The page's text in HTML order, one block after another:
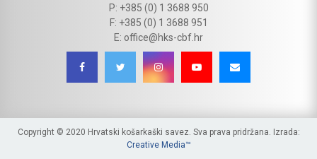
P: +385 (0) 1 3688 950
F: +385 (0) 1 3688 951
E: office@hks-cbf.hr
Copyright © 2020 Hrvatski košarkaški savez. Sva prava pridržana. Izrada:
Creative Media™